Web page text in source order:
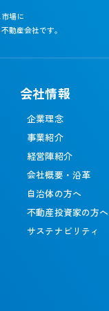
場に
動産会社です。
会社情報
企業理念
事業紹介
経営陣紹介
会社概要・沿革
自治体の方へ
不動産投資家の方へ
サステナビリティ